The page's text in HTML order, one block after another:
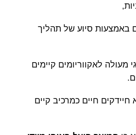
באמצעות סיוע של תהליך
מעולה לאקווריומים קיימים
חיידקים חיים כמרכיב קיים